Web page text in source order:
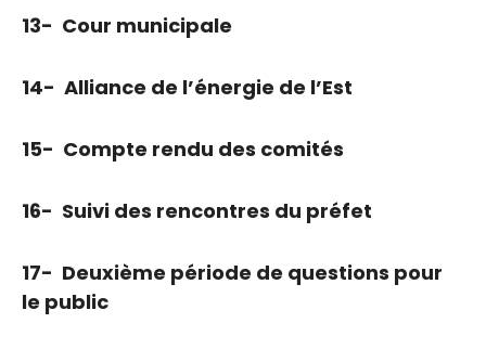
13- Cour municipale
14- Alliance de l’énergie de l’Est
15- Compte rendu des comités
16- Suivi des rencontres du préfet
17- Deuxième période de questions pour
le public